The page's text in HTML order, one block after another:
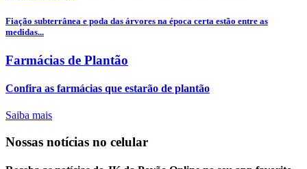
Fiação subterrânea e poda das árvores na época certa estão entre as
medidas...
Farmácias de Plantão
Confira as farmácias que estarão de plantão
Saiba mais
Nossas notícias no celular